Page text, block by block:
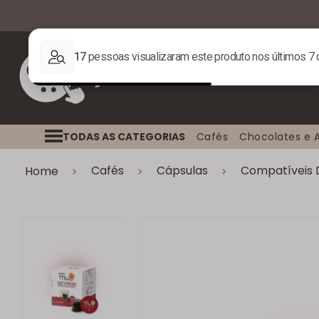
TODAS AS CATEGORIAS Cafés Chocolates e
Home Cafés Cápsulas Compatíveis